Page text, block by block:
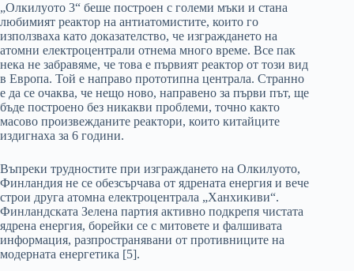
„Олкилуото 3“ беше построен с големи мъки и стана
любимият реактор на антиатомистите, които го
използваха като доказателство, че изграждането на
атомни електроцентрали отнема много време. Все пак
нека не забравяме, че това е първият реактор от този вид
в Европа. Той е направо прототипна централа. Странно
е да се очаква, че нещо ново, направено за първи път, ще
бъде построено без никакви проблеми, точно както
масово произвежданите реактори, които китайците
издигнаха за 6 години.
Въпреки трудностите при изграждането на Олкилуото,
Финландия не се обезсърчава от ядрената енергия и вече
строи друга атомна електроцентрала „Ханхикиви“.
Финландската Зелена партия активно подкрепя чистата
ядрена енергия, борейки се с митовете и фалшивата
информация, разпространявани от противниците на
модерната енергетика [5].